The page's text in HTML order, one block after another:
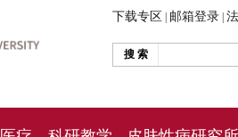
下载专区 邮箱登录
搜 索